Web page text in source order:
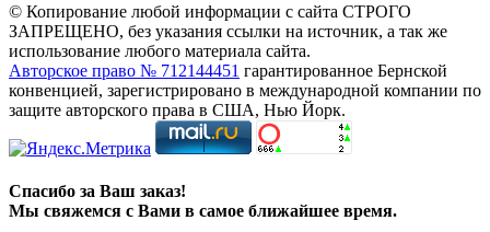
© Копирование любой информации с сайта СТРОГО
ЗАПРЕЩЕНО, без указания ссылки на источник, а так же
использование любого материала сайта.
Авторское право № 712144451 гарантированное Бернской
конвенцией, зарегистрировано в международной компании по
защите авторского права в США, Нью Йорк.
Спасибо за Ваш заказ!
Мы свяжемся с Вами в самое ближайшее время.